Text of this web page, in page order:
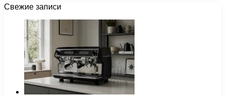
Свежие записи